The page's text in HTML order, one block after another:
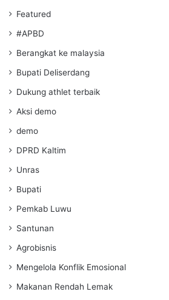
Featured
#APBD
Berangkat ke malaysia
Bupati Deliserdang
Dukung athlet terbaik
Aksi demo
demo
DPRD Kaltim
Unras
Bupati
Pemkab Luwu
Santunan
Agrobisnis
Mengelola Konflik Emosional
Makanan Rendah Lemak